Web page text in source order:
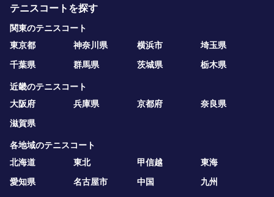
テニスコートを探す
関東のテニスコート
東京都
神奈川県 横浜市
埼玉県
千葉県
群馬県 茨城県 栃木県
近畿のテニスコート
大阪府
兵庫県 京都府
奈良県
滋賀県
各地域のテニスコート
北海道
東北 甲信越
東海
愛知県
名古屋市 中国 九州